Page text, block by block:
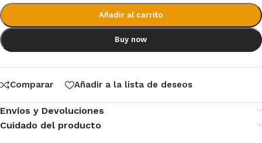
Añadir al carrito
Buy now
Comparar Añadir a la lista de deseos
Envíos y Devoluciones
Cuidado del producto